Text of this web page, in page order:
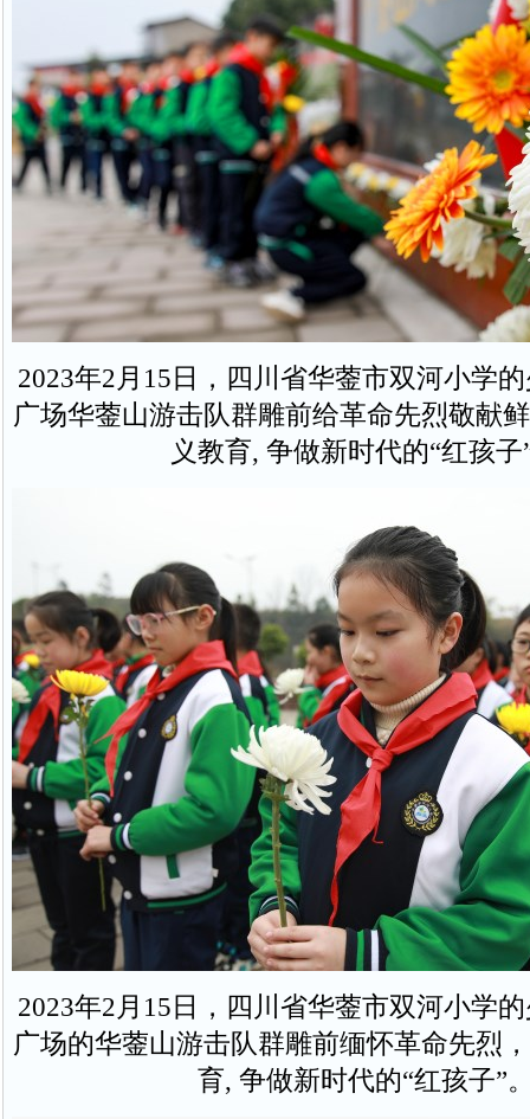
2023年2月15日，四川省华蓥市双河小学
广场华蓥山游击队群雕前给革命先烈敬献
义教育, 争做新时代的“红孩子
2023年2月15日，四川省华蓥市双河小学
广场的华蓥山游击队群雕前缅怀革命先烈
育, 争做新时代的“红孩子”